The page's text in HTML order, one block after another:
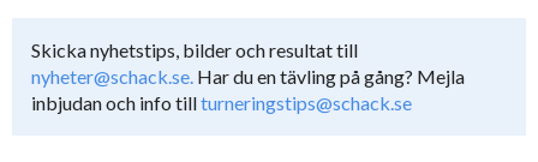
Skicka nyhetstips, bilder och resultat till
nyheter@schack.se. Har du en tävling på gång? Mejla
inbjudan och info tillturneringstips@schack.se